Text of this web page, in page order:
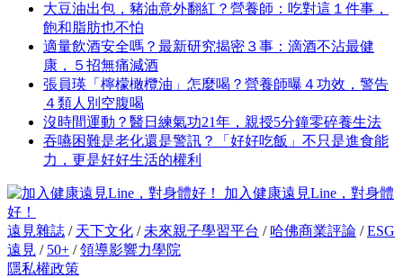
大豆油出包，豬油意外翻紅？營養師：吃對這１件事，
飽和脂肪也不怕
適量飲酒安全嗎？最新研究揭密３事：滴酒不沾最健
康，５招無痛減酒
張員瑛「檸檬橄欖油」怎麼喝？營養師曝４功效，警告
４類人別空腹喝
沒時間運動？醫日練氣功21年，親授5分鐘零碎養生法
吞嚥困難是老化還是警訊？「好好吃飯」不只是進食能
力，更是好好生活的權利
加入健康遠見Line，對身體
好！
遠見雜誌 / 天下文化 / 未來親子學習平台 / 哈佛商業評論 /ESG
遠見 / 50+ /領導影響力學院
隱私權政策